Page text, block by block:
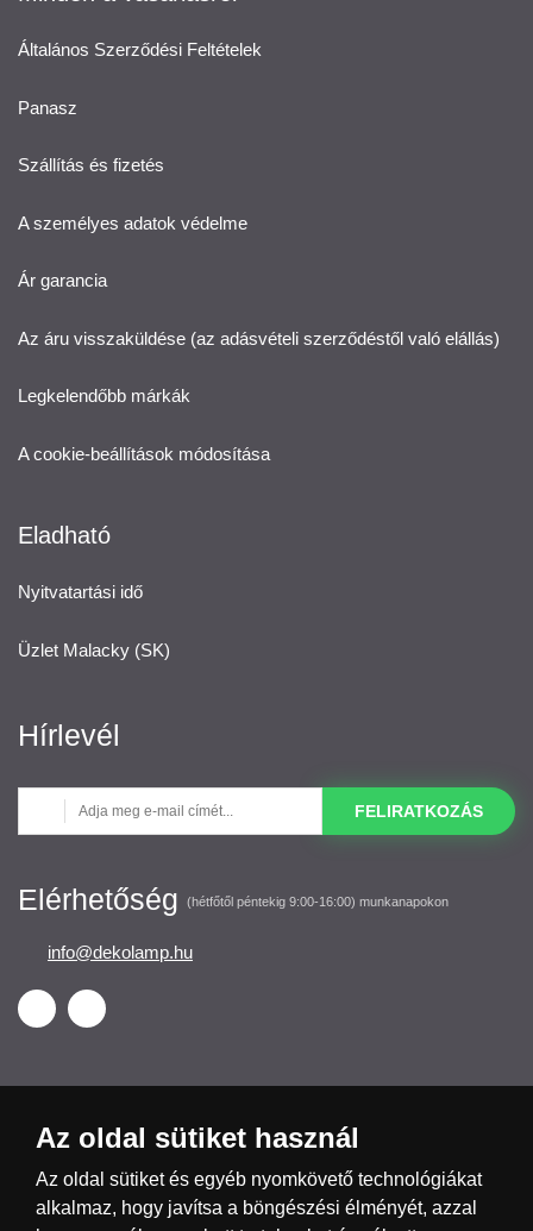
Általános Szerződési Feltételek
Panasz
Szállítás és fizetés
A személyes adatok védelme
Ár garancia
Az áru visszaküldése (az adásvételi szerződéstől való elállás)
Legkelendőbb márkák
A cookie-beállítások módosítása
Eladható
Nyitvatartási idő
Üzlet Malacky (SK)
Hírlevél
FELIRATKOZÁS
Elérhetőség (hétfőtől péntekig 9:00-16:00) munkanapokon
info@dekolamp.hu
Česká republika Slovensko
Magyarország Österreich België
Az oldal sütiket használ
Az oldal sütiket és egyéb nyomkövető technológiákat
alkalmaz, hogy javítsa a böngészési élményét, azzal